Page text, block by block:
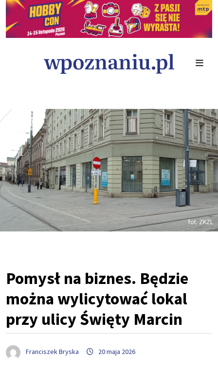
fot. ZKZL
Pomysł na biznes. Będzie
można wylicytować lokal
przy ulicy Święty Marcin
Franciszek Bryska 20 maja 2026